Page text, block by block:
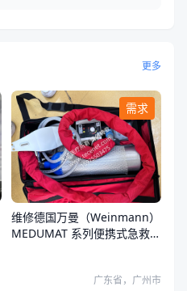
更多
需求
维修德国万曼（Weinmann）
MEDUMAT 系列便携式急救转
广东省，广州市